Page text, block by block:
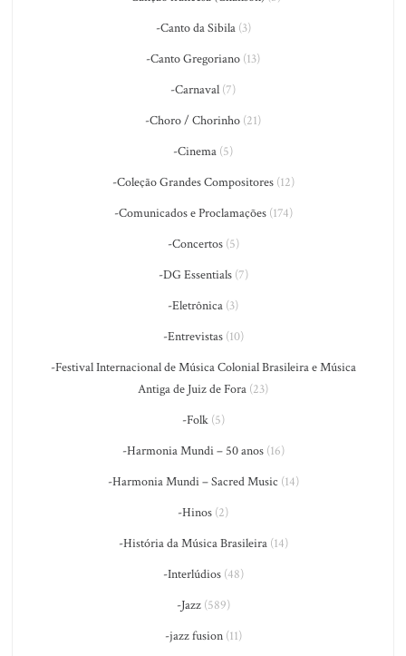
-Canto da Sibila(3)
-Canto Gregoriano (13)
-Carnaval (7)
-Choro / Chorinho (21)
-Cinema (5)
-Coleção Grandes Compositores(12)
-Comunicados e Proclamações(174)
-Concertos(5)
-DG Essentials(7)
-Eletrônica (3)
-Entrevistas(10)
-Festival Internacional de Música Colonial Brasileira e Música
Antiga de Juiz de Fora (23)
-Folk(5)
-Harmonia Mundi – 50 anos(16)
-Harmonia Mundi – Sacred Music (14)
-Hinos (2)
-História da Música Brasileira(14)
-Interlúdios(48)
-Jazz(589)
-jazz fusion(11)